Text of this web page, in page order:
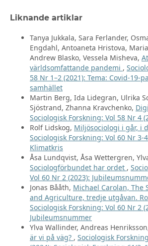
Liknande artiklar
Tanya Jukkala, Sara Ferlander,
Engdahl, Antoaneta Hristova,
Andrew Blasko, Vessela Misheva,
världsomfattande pandemi ,
58 Nr 1–2 (2021): Tema: Covid-19-
samhället
Martin Berg, Ida Lidegran, Ulrika
Sjöstrand, Zhanna Kravchenko,
Sociologisk Forskning: Vol 58 Nr 4
Rolf Lidskog, Miljösociologi i går, i
Sociologisk Forskning: Vol 60 Nr 3-
Klimatkris
Åsa Lundqvist, Åsa Wettergren,
Sociologförbundet har ordet ,
Vol 60 Nr 2 (2023):
Jonas Bååth, Michael Carolan, The
and Agriculture, tredje utgåvan.
Sociologisk Forskning: Vol 60 Nr 2
Jubileumsnummer
Ylva Wallinder, Andreas
är vi på väg? , Sociologisk